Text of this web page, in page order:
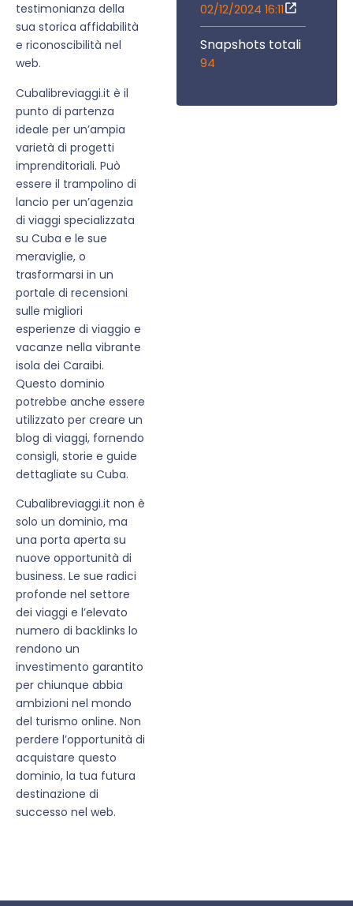
testimonianza della
sua storica affidabilità
e riconoscibilità nel
web.
Cubalibreviaggi.it è il
punto di partenza
ideale per un’ampia
varietà di progetti
imprenditoriali. Può
essere il trampolino di
lancio per un’agenzia
di viaggi specializzata
su Cuba e le sue
meraviglie, o
trasformarsi in un
portale di recensioni
sulle migliori
esperienze di viaggio e
vacanze nella vibrante
isola dei Caraibi.
Questo dominio
potrebbe anche essere
utilizzato per creare un
blog di viaggi, fornendo
consigli, storie e guide
dettagliate su Cuba.
Cubalibreviaggi.it non è
solo un dominio, ma
una porta aperta su
nuove opportunità di
business. Le sue radici
profonde nel settore
dei viaggi e l’elevato
numero di backlinks lo
rendono un
investimento garantito
per chiunque abbia
ambizioni nel mondo
del turismo online. Non
perdere l’opportunità di
acquistare questo
dominio, la tua futura
destinazione di
successo nel web.
02/12/2024 16:11
Snapshots totali
94